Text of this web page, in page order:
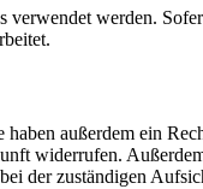
werden.
außerdem ein
widerrufen.
der zuständigen